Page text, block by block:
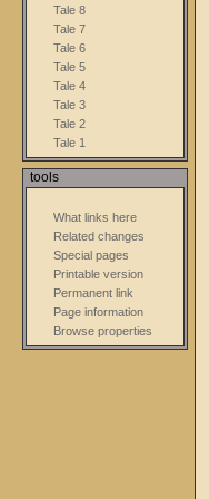
Tale 8
Tale 7
Tale 6
Tale 5
Tale 4
Tale 3
Tale 2
Tale 1
tools
What links here
Related changes
Special pages
Printable version
Permanent link
Page information
Browse properties